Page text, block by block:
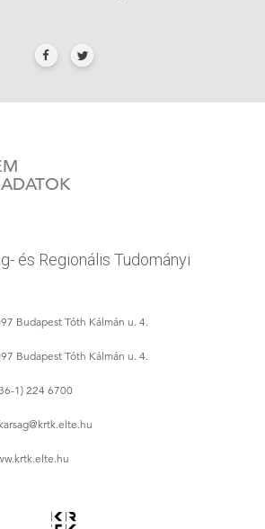
és Regionális Tudományi
Budapest Tóth Kálmán u. 4.
Budapest Tóth Kálmán u. 4.
1) 224 6700
@krtk.elte.hu